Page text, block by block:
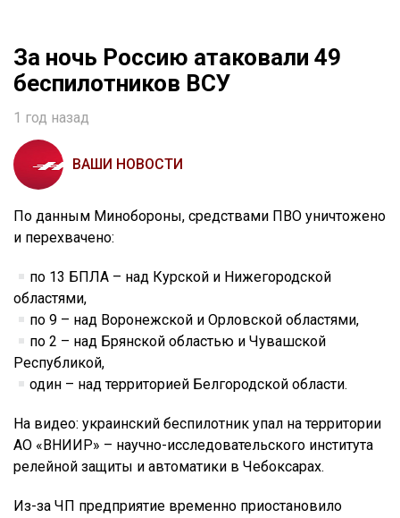
За ночь Россию атаковали 49
беспилотников ВСУ
1 год назад
ВАШИ НОВОСТИ
По данным Минобороны, средствами ПВО уничтожено
и перехвачено:
по 13 БПЛА – над Курской и Нижегородской
областями,
по 9 – над Воронежской и Орловской областями,
по 2 – над Брянской областью и Чувашской
Республикой,
один – над территорией Белгородской области.
На видео: украинский беспилотник упал на территории
АО «ВНИИР» – научно-исследовательского института
релейной защиты и автоматики в Чебоксарах.
Из-за ЧП предприятие временно приостановило